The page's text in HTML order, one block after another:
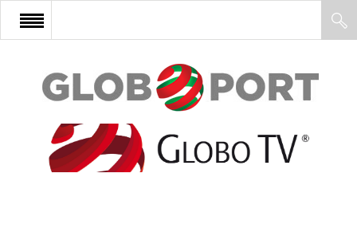
FŐOLDAL
AFRIKA